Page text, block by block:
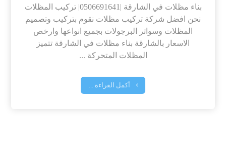
بناء مظلات في الشارقة |0506691641| تركيب المظلات
نحن افضل شركة تركيب مظلات نقوم بتركيب وتصميم
المظلات وسواتر البرجولات بجميع انواعها وارخص
الاسعار بالشارقة بناء مظلات في الشارقة تتميز
المظلات المتحركة ...
أكمل القراءة ...